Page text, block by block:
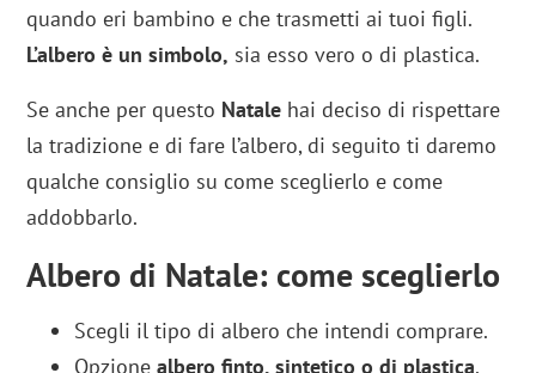
quando eri bambino e che trasmetti ai tuoi figli.
L’albero è un simbolo, sia esso vero o di plastica.
Se anche per questo Natale hai deciso di rispettare
la tradizione e di fare l’albero, di seguito ti daremo
qualche consiglio su come sceglierlo e come
addobbarlo.
Albero di Natale: come sceglierlo
Scegli il tipo di albero che intendi comprare.
Opzionealbero finto, sintetico o di plastica.